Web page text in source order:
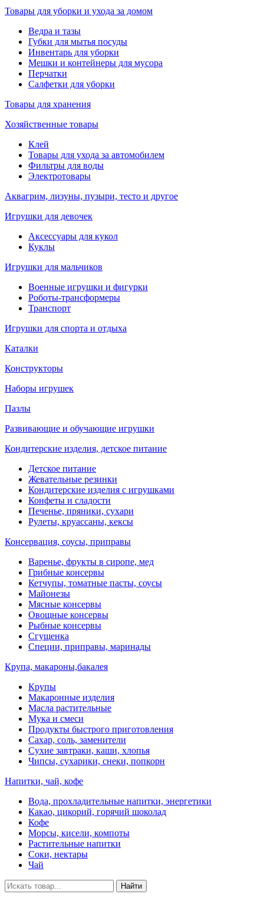
Товары для уборки и ухода за домом
Ведра и тазы
Губки для мытья посуды
Инвентарь для уборки
Мешки и контейнеры для мусора
Перчатки
Салфетки для уборки
Товары для хранения
Хозяйственные товары
Клей
Товары для ухода за автомобилем
Фильтры для воды
Электротовары
Аквагрим, лизуны, пузыри, тесто и другое
Игрушки для девочек
Аксессуары для кукол
Куклы
Игрушки для мальчиков
Военные игрушки и фигурки
Роботы-трансформеры
Транспорт
Игрушки для спорта и отдыха
Каталки
Конструкторы
Наборы игрушек
Пазлы
Развивающие и обучающие игрушки
Кондитерские изделия, детское питание
Детское питание
Жевательные резинки
Кондитерские изделия с игрушками
Конфеты и сладости
Печенье, пряники, сухари
Рулеты, круассаны, кексы
Консервация, соусы, приправы
Варенье, фрукты в сиропе, мед
Грибные консервы
Кетчупы, томатные пасты, соусы
Майонезы
Мясные консервы
Овощные консервы
Рыбные консервы
Сгущенка
Специи, приправы, маринады
Крупа, макароны,бакалея
Крупы
Макаронные изделия
Масла растительные
Мука и смеси
Продукты быстрого приготовления
Сахар, соль, заменители
Сухие завтраки, каши, хлопья
Чипсы, сухарики, снеки, попкорн
Напитки, чай, кофе
Вода, прохладительные напитки, энергетики
Какао, цикорий, горячий шоколад
Кофе
Морсы, кисели, компоты
Растительные напитки
Соки, нектары
Чай
Найти